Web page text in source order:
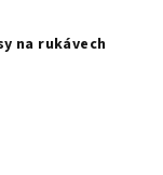
na rukávech